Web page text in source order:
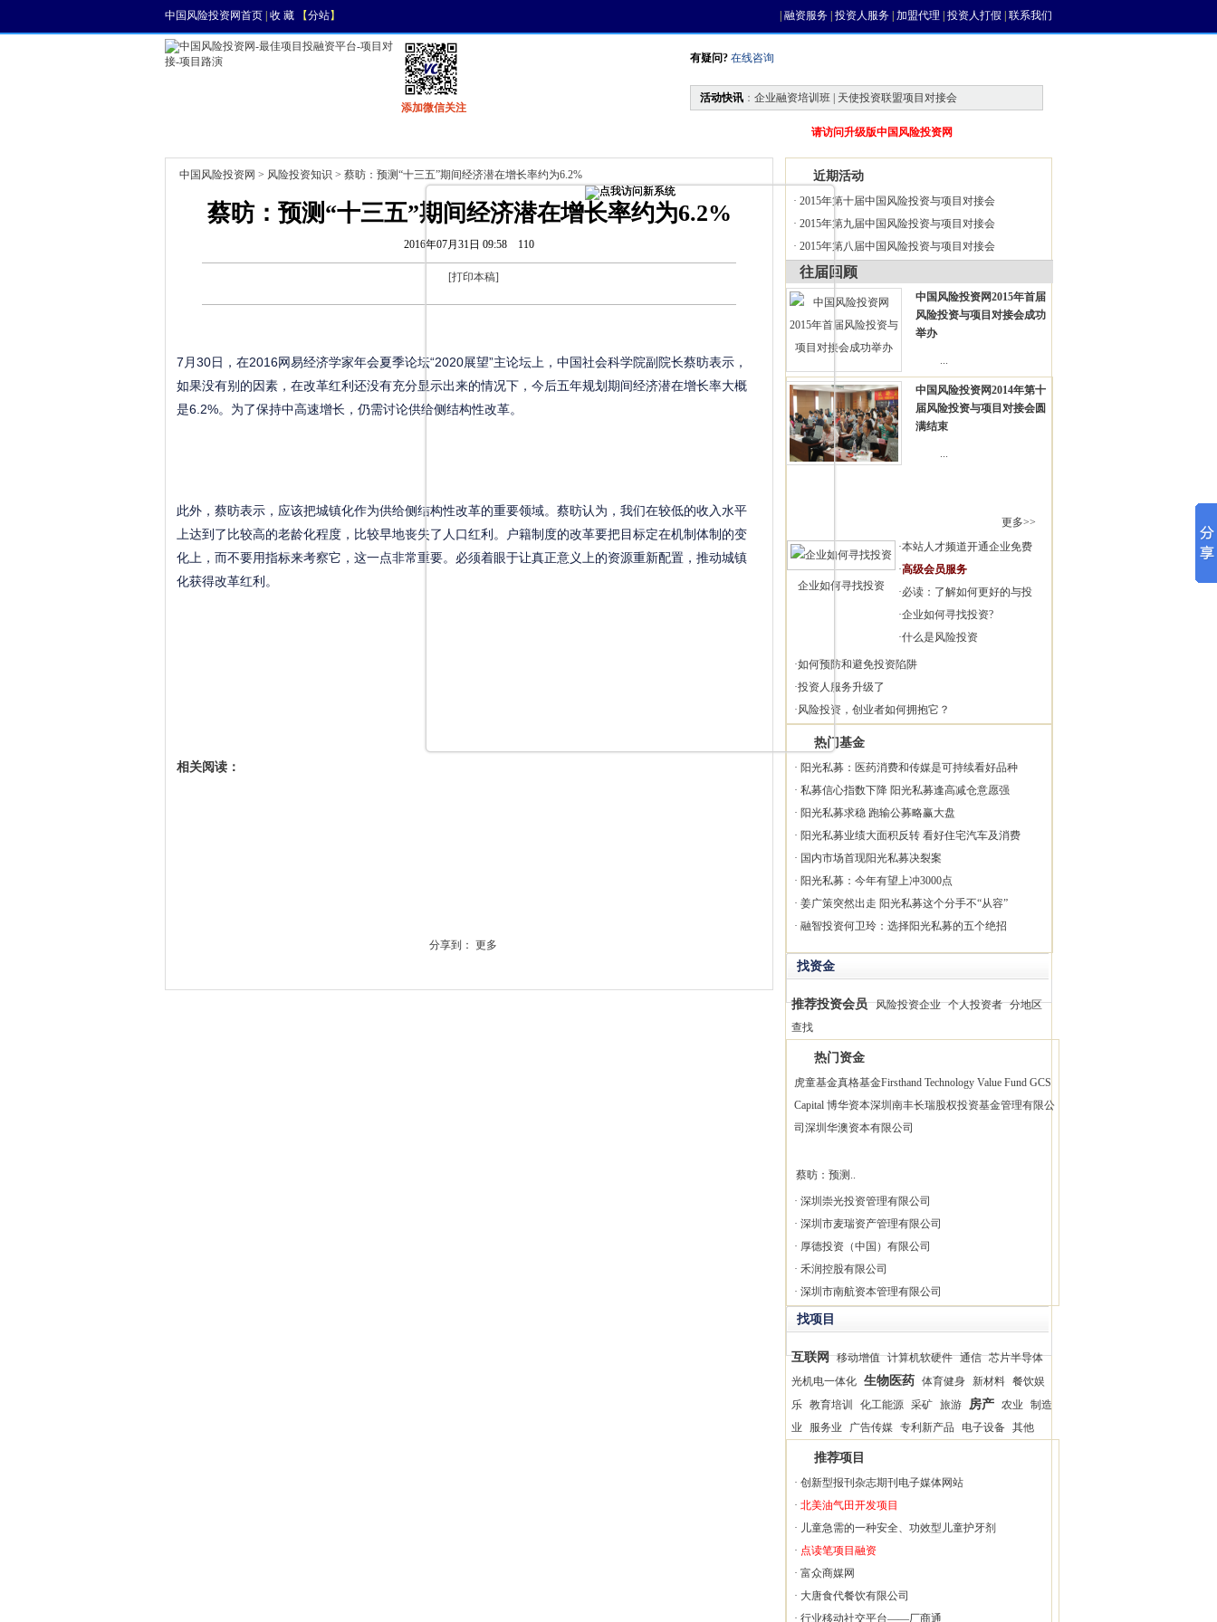
中国风险投资网首页 收 藏 【分站】 融资服务 投资人服务 加盟代理 投资人打假 联系我们
添加微信关注
有疑问? 在线咨询
活动快讯 ： 企业融资培训班 | 天使投资联盟项目对接会
请访问升级版中国风险投资网
中国风险投资网 > 风险投资知识 > 蔡昉：预测“十三五”期间经济潜在增长率约为6.2%
蔡昉：预测“十三五”期间经济潜在增长率约为6.2%
2016年07月31日 09:58 110
[打印本稿]
7月30日，在2016网易经济学家年会夏季论坛“2020展望”主论坛上，中国社会科学院副院长蔡昉表示，
如果没有别的因素，在改革红利还没有充分显示出来的情况下，今后五年规划期间经济潜在增长率大概
是6.2%。为了保持中高速增长，仍需讨论供给侧结构性改革。
此外，蔡昉表示，应该把城镇化作为供给侧结构性改革的重要领域。蔡昉认为，我们在较低的收入水平
上达到了比较高的老龄化程度，比较早地丧失了人口红利。户籍制度的改革要把目标定在机制体制的变
化上，而不要用指标来考察它，这一点非常重要。必须着眼于让真正意义上的资源重新配置，推动城镇
化获得改革红利。
相关阅读：
分享到： 更多
近期活动
· 2015年第十届中国风险投资与项目对接会
· 2015年第九届中国风险投资与项目对接会
· 2015年第八届中国风险投资与项目对接会
往届回顾
中国风险投资网2015年首届
风险投资与项目对接会成功
举办
...
中国风险投资网2014年第十
届风险投资与项目对接会圆
满结束
...
更多>>
企业如何寻找投资
·本站人才频道开通企业免费
·高级会员服务
·必读：了解如何更好的与投
·企业如何寻找投资?
·什么是风险投资
·如何预防和避免投资陷阱
·投资人服务升级了
·风险投资，创业者如何拥抱它？
热门基金
· 阳光私募：医药消费和传媒是可持续看好品种
· 私募信心指数下降 阳光私募逢高减仓意愿强
· 阳光私募求稳 跑输公募略赢大盘
· 阳光私募业绩大面积反转 看好住宅汽车及消费
· 国内市场首现阳光私募决裂案
· 阳光私募：今年有望上冲3000点
· 姜广策突然出走 阳光私募这个分手不“从容”
· 融智投资何卫玲：选择阳光私募的五个绝招
找资金
推荐投资会员 风险投资企业 个人投资者 分地区
查找
热门资金
虎童基金真格基金Firsthand Technology Value Fund GCS
Capital 博华资本深圳南丰长瑞股权投资基金管理有限公
司 深圳华澳资本有限公司
蔡昉：预测..
· 深圳崇光投资管理有限公司
· 深圳市麦瑞资产管理有限公司
· 厚德投资（中国）有限公司
· 禾润控股有限公司
· 深圳市南航资本管理有限公司
找项目
互联网 移动增值 计算机软硬件 通信 芯片半导体
光机电一体化 生物医药 体育健身 新材料 餐饮娱
乐 教育培训 化工能源 采矿 旅游 房产 农业
制造
业
服务业 广告传媒 专利新产品 电子设备 其他
推荐项目
· 创新型报刊杂志期刊电子媒体网站
· 北美油气田开发项目
· 儿童急需的一种安全、功效型儿童护牙剂
· 点读笔项目融资
· 富众商媒网
· 大唐食代餐饮有限公司
· 行业移动社交平台——厂商通